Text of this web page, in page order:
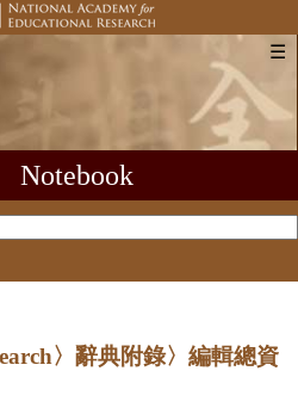
☰
Notebook
〉辭典附錄〉編輯總資